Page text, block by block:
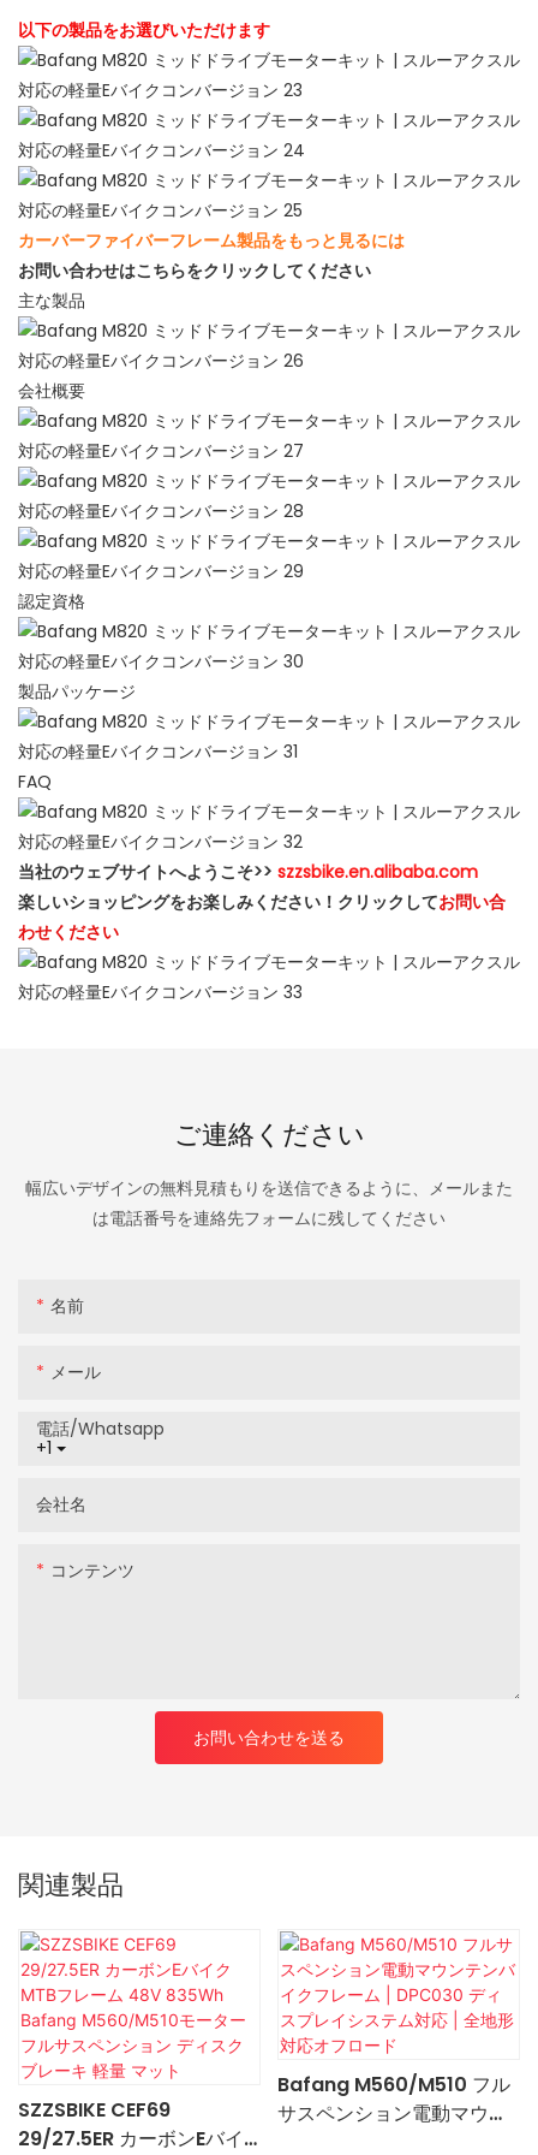
以下の製品をお選びいただけます
カーバーファイバーフレーム製品をもっと見るには
お問い合わせはこちらをクリックしてください
主な製品
会社概要
認定資格
製品パッケージ
FAQ
当社のウェブサイトへようこそ>> szzsbike.en.alibaba.com
楽しいショッピングをお楽しみください！クリックしてお問い合
わせください
ご連絡ください
幅広いデザインの無料見積もりを送信できるように、メールまた
は電話番号を連絡先フォームに残してください
名前
メール
+1
電話/whatsapp
会社名
コンテンツ
お問い合わせを送る
関連製品
SZZSBIKE CEF69
29/27.5ER カーボンEバイ
Bafang M560/M510 フル
サスペンション電動マウン